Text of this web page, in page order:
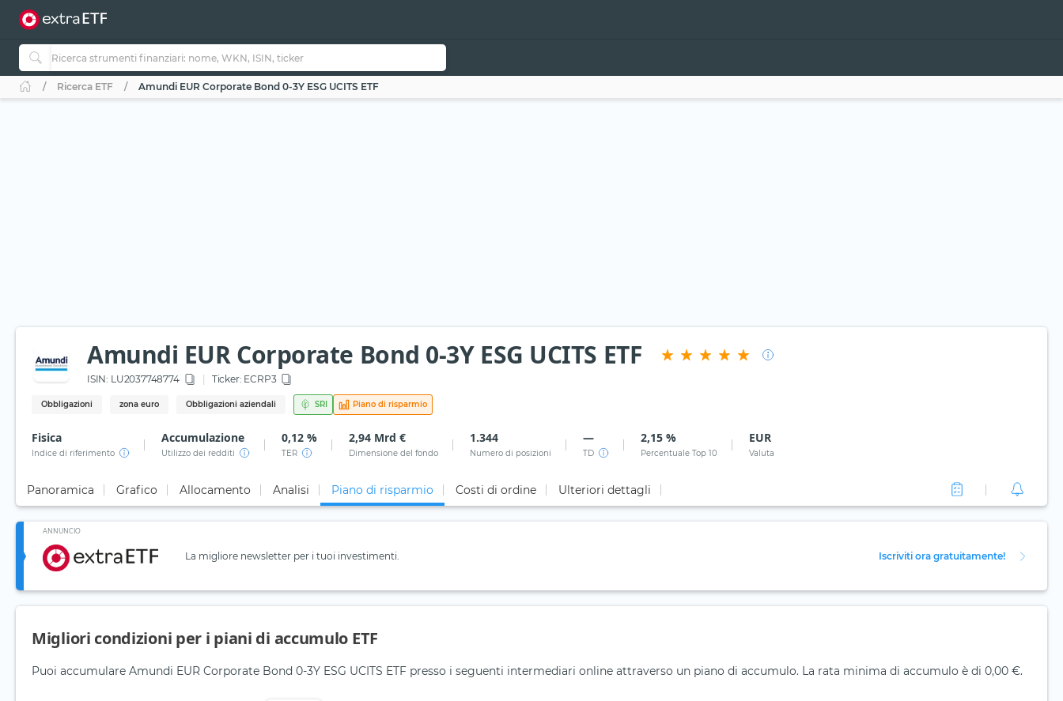
Ricerca ETF Amundi EUR Corporate Bond 0-3Y ESG UCITS ETF
Amundi EUR Corporate Bond 0-3Y ESG UCITS ETF
ISIN: LU2037748774 Ticker: ECRP3
Obbligazioni zona euro Obbligazioni aziendali SRI Piano di risparmio
Fisica
Indice di riferimento
Accumulazione
Utilizzo dei redditi
0,12 %
TER
2,94 Mrd €
Dimensione del fondo
1.344
Numero di posizioni
—
TD
2,15 %
Percentuale Top 10
EUR
Valuta
Panoramica Grafico Allocamento Analisi Piano di risparmio Costi di ordine Ulteriori dettagli
ANNUNCIO
La migliore newsletter per i tuoi investimenti. Iscriviti ora gratuitamente!
Migliori condizioni per i piani di accumulo ETF
Puoi accumulare Amundi EUR Corporate Bond 0-3Y ESG UCITS ETF presso i seguenti intermediari online attraverso un piano di accumulo. La rata minima di accumulo è di 0,00 €.